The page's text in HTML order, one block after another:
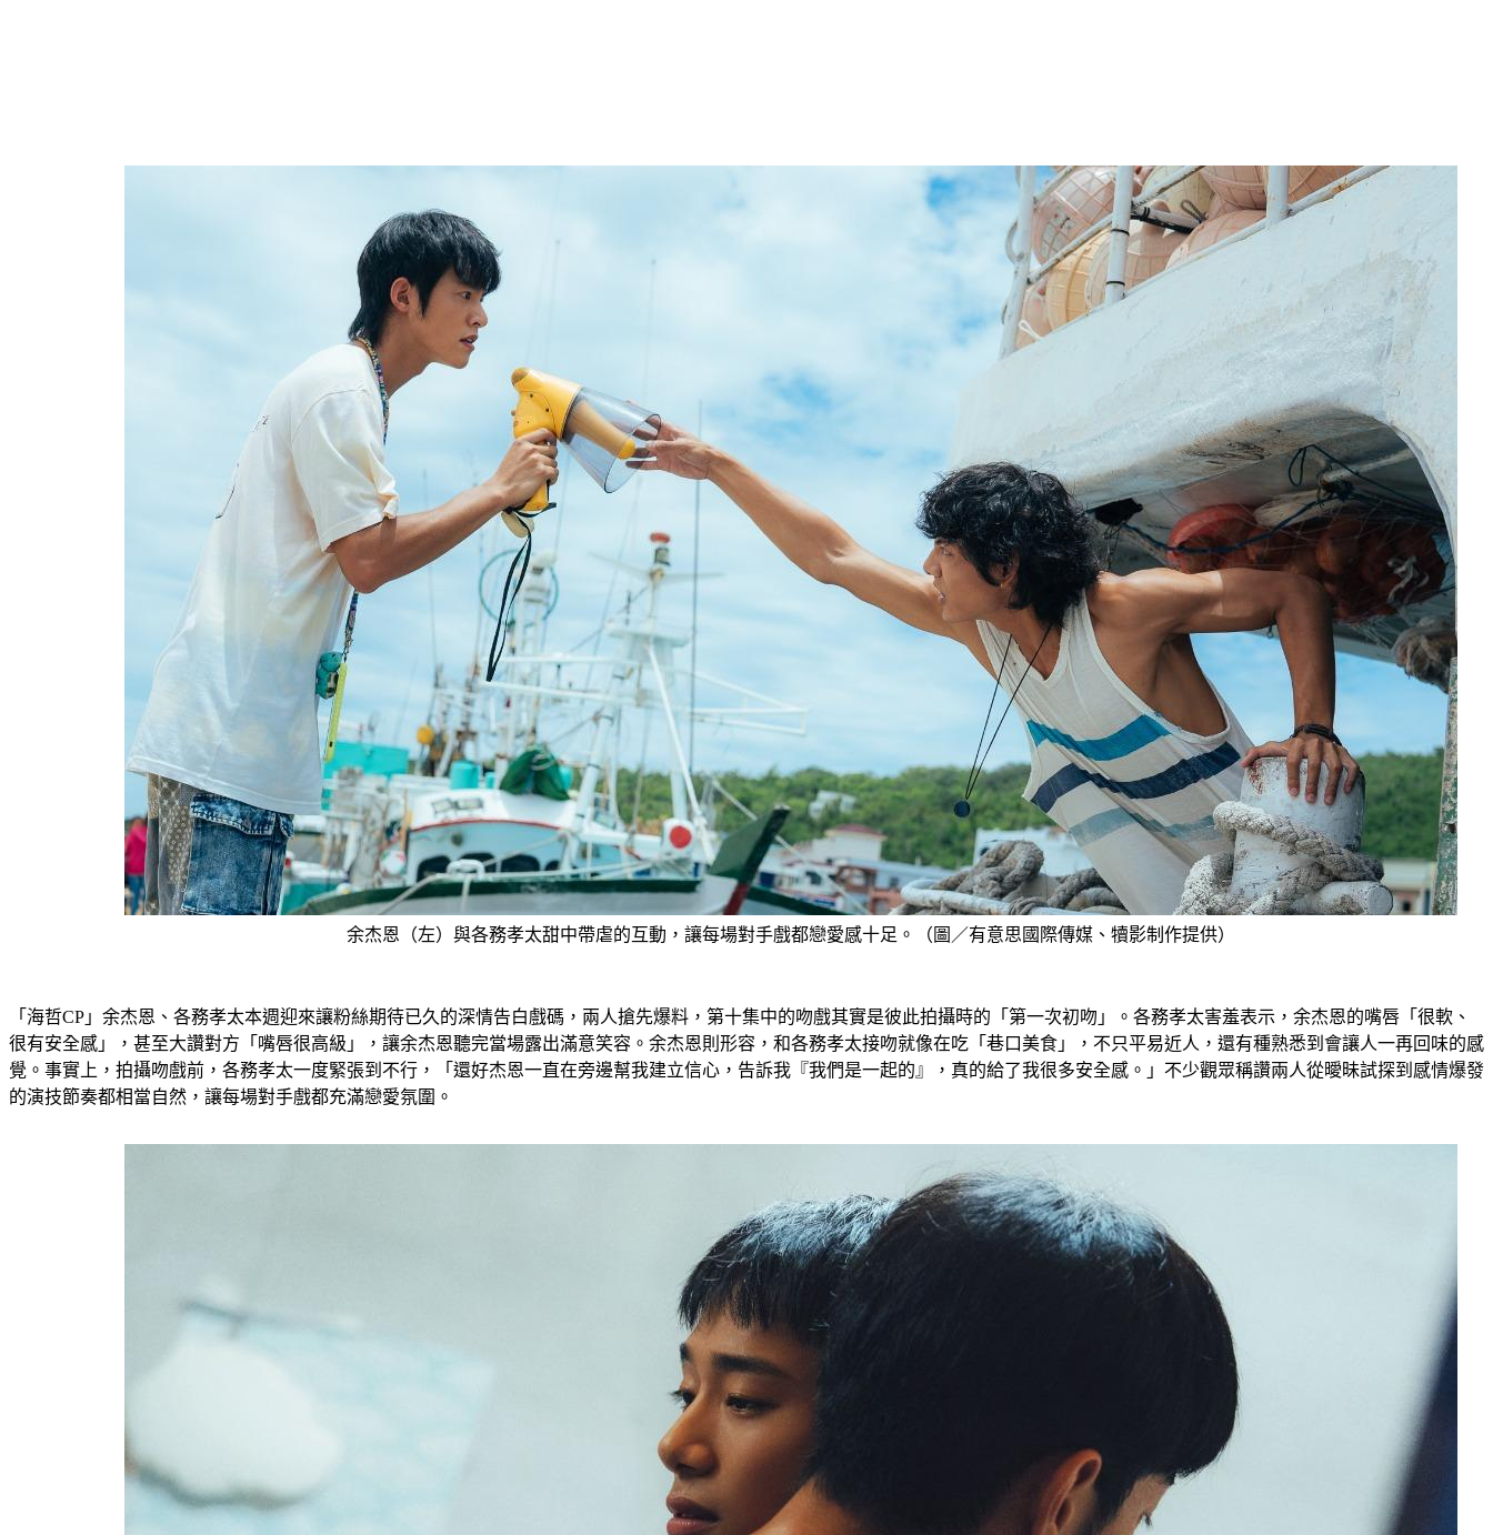
余杰恩（左）與各務孝太甜中帶虐的互動，讓每場對手戲都戀愛感十足。（圖／有意思國際傳媒、犢影制作提供）
「海哲CP」余杰恩、各務孝太本週迎來讓粉絲期待已久的深情告白戲碼，兩人搶先爆料，第十集中的吻戲其實是彼此拍攝時的「第一次初吻」。各務孝太害羞表示，余杰恩的嘴唇「很軟、
很有安全感」，甚至大讚對方「嘴唇很高級」，讓余杰恩聽完當場露出滿意笑容。余杰恩則形容，和各務孝太接吻就像在吃「巷口美食」，不只平易近人，還有種熟悉到會讓人一再回味的感
覺。事實上，拍攝吻戲前，各務孝太一度緊張到不行，「還好杰恩一直在旁邊幫我建立信心，告訴我『我們是一起的』，真的給了我很多安全感。」不少觀眾稱讚兩人從曖昧試探到感情爆發
的演技節奏都相當自然，讓每場對手戲都充滿戀愛氛圍。